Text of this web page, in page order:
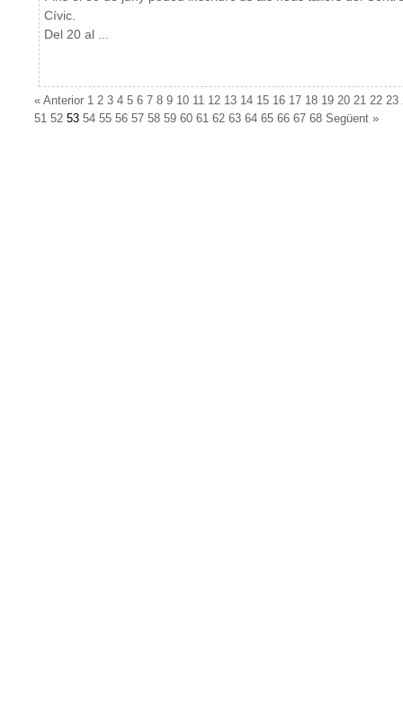
Cívic.
Del 20 al ...
« Anterior 1 2 3 4 5 6 7 8 9 10 11 12 13 14 15 16 17 18 19 20 21 22 23
51 5253 54 55 56 57 58 59 60 61 62 63 64 65 66 67 68 Següent »